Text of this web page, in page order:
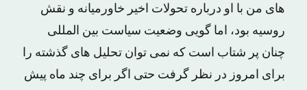
های من با او درباره تحولات اخیر خاورمیانه و نقش
روسیه بود، اما گویی وضعیت سیاست بین المللی
چنان پر شتاب است که نمی توان تحلیل های گذشته را
برای امروز در نظر گرفت حتی اگر برای چند ماه پیش